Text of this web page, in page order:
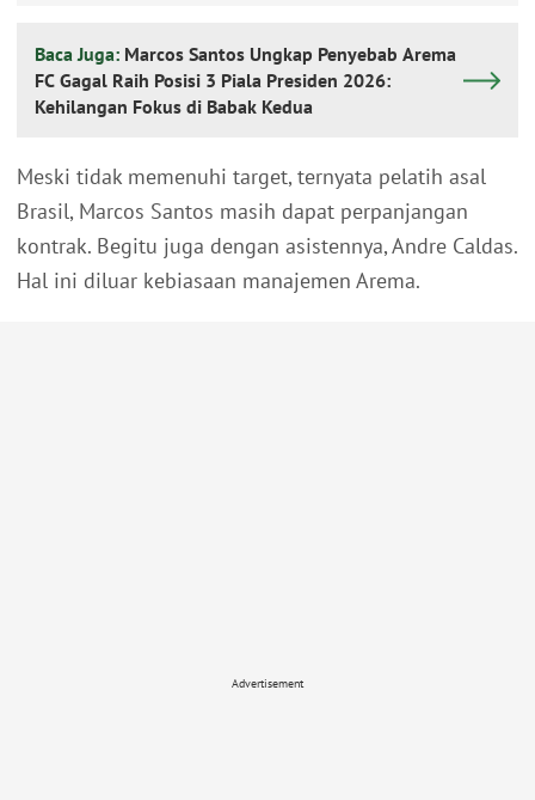
Baca Juga: Marcos Santos Ungkap Penyebab Arema
FC Gagal Raih Posisi 3 Piala Presiden 2026:
Kehilangan Fokus di Babak Kedua
Meski tidak memenuhi target, ternyata pelatih asal
Brasil, Marcos Santos masih dapat perpanjangan
kontrak. Begitu juga dengan asistennya, Andre Caldas.
Hal ini diluar kebiasaan manajemen Arema.
Advertisement